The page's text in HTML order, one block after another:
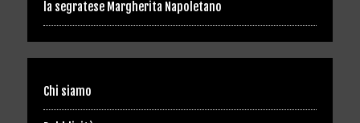
la segratese Margherita Napoletano
Chi siamo